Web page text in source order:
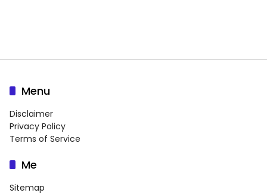
Menu
Disclaimer
Privacy Policy
Terms of Service
Me
Sitemap